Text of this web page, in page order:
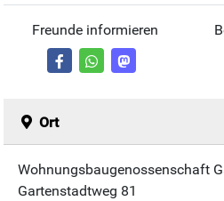
Freunde informieren
Ort
Wohnungsbaugenossenschaft
Gartenstadtweg 81